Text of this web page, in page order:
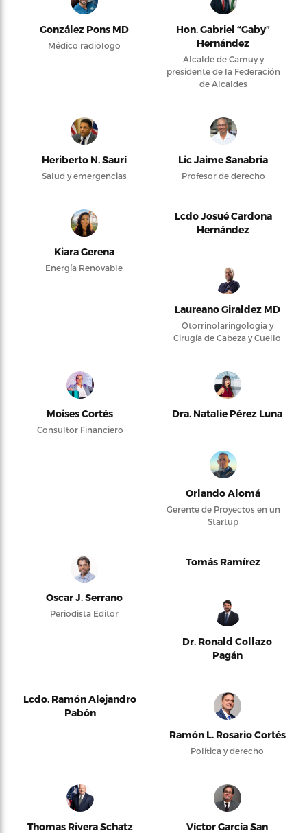
González Pons MD
Médico radiólogo
Hon. Gabriel “Gaby”
Hernández
Alcalde de Camuy y
presidente de la Federación
de Alcaldes
Heriberto N. Saurí
Salud y emergencias
Lic Jaime Sanabria
Profesor de derecho
Kiara Gerena
Energía Renovable
Lcdo Josué Cardona
Hernández
Laureano Giraldez MD
Otorrinolaringología y
Cirugía de Cabeza y Cuello
Moises Cortés
Consultor Financiero
Dra. Natalie Pérez Luna
Orlando Alomá
Gerente de Proyectos en un
Startup
Oscar J. Serrano
Periodista Editor
Tomás Ramírez
Dr. Ronald Collazo
Pagán
Lcdo. Ramón Alejandro
Pabón
Ramón L. Rosario Cortés
Política y derecho
Thomas Rivera Schatz
Víctor García San